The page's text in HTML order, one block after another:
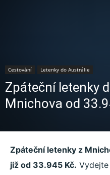
Cestování Letenky do Austrálie
Zpáteční letenky
Mnichova od
Zpáteční letenky z
již od 33.945 Kč.